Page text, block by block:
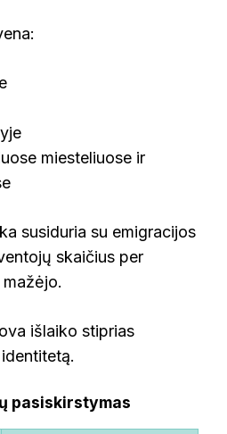
miesteliuose ir
susiduria su emigracijos
skaičius per
išlaiko stiprias
pasiskirstymas